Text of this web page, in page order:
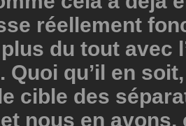
réellement
du tout avec
Quoi qu’il en
cible des
nous en avons,